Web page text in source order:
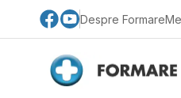
Despre